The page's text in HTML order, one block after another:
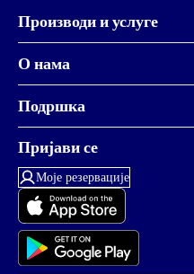
Производи и услуге
О нама
Подршка
Пријави се
Моје резервације